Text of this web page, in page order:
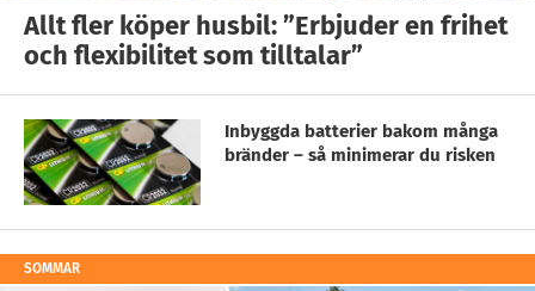
Allt fler köper husbil: ”Erbjuder en frihet
och flexibilitet som tilltalar”
Inbyggda batterier bakom många
bränder – så minimerar du risken
SOMMAR